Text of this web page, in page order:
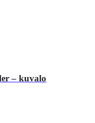
– kuvalo